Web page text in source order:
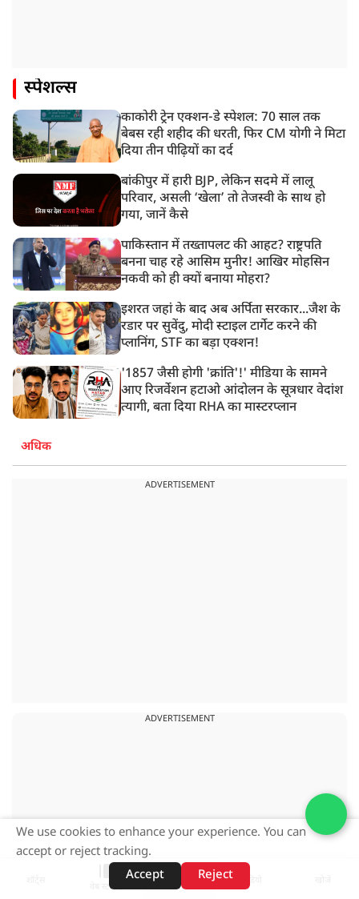
स्पेशल्स
काकोरी ट्रेन एक्शन-डे स्पेशल: 70 साल तक
बेबस रही शहीद की धरती, फिर CM योगी ने मिटा
दिया तीन पीढ़ियों का दर्द
बांकीपुर में हारी BJP, लेकिन सदमे में लालू
परिवार, असली ‘खेला’ तो तेजस्वी के साथ हो
गया, जानें कैसे
पाकिस्तान में तख्तापलट की आहट? राष्ट्रपति
बनना चाह रहे आसिम मुनीर! आखिर मोहसिन
नकवी को ही क्यों बनाया मोहरा?
इशरत जहां के बाद अब अर्पिता सरकार...जैश के
रडार पर सुवेंदु, मोदी स्टाइल टार्गेट करने की
प्लानिंग, STF का बड़ा एक्शन!
'1857 जैसी होगी 'क्रांति'!' मीडिया के सामने
आए रिजर्वेशन हटाओ आंदोलन के सूत्रधार वेदांश
त्यागी, बता दिया RHA का मास्टरप्लान
अधिक
ADVERTISEMENT
ADVERTISEMENT
वेब स्टोरीज़
We use cookies to enhance your experience. You can
accept or reject tracking.
Accept
Reject